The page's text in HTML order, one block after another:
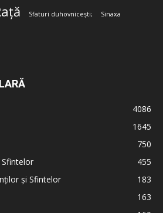
Sfaturi duhovnicești; Sinaxa
4086
1645
750
455
și Sfintelor
183
163